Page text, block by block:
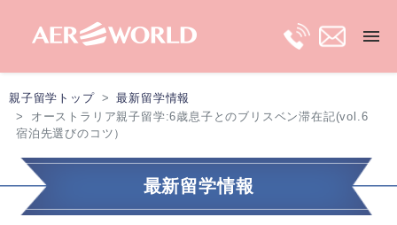
トップ
長期親子留学
短期親子留学
親子留学トップ
最新留学情報
オーストラリア親子留学:6歳息子とのブリスベン滞在記(vol.6
宿泊先選びのコツ）
最新留学情報